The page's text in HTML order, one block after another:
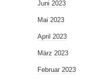
Juni 2023
Mai 2023
April 2023
März 2023
Februar 2023